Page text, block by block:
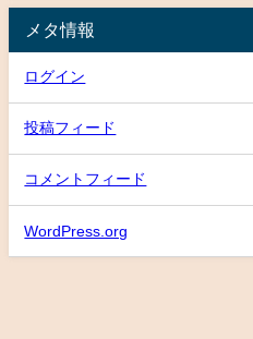
メタ情報
ログイン
投稿フィード
コメントフィード
WordPress.org